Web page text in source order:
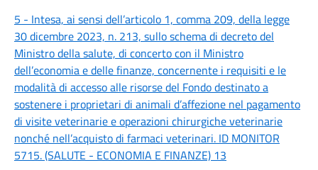
5 - Intesa, ai sensi dell’articolo 1, comma 209, della legge
30 dicembre 2023, n. 213, sullo schema di decreto del
Ministro della salute, di concerto con il Ministro
dell’economia e delle finanze, concernente i requisiti e le
modalità di accesso alle risorse del Fondo destinato a
sostenere i proprietari di animali d’affezione nel pagamento
di visite veterinarie e operazioni chirurgiche veterinarie
nonché nell’acquisto di farmaci veterinari. ID MONITOR
5715. (SALUTE - ECONOMIA E FINANZE) 13